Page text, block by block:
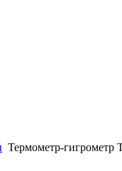
Термометр-гигрометр